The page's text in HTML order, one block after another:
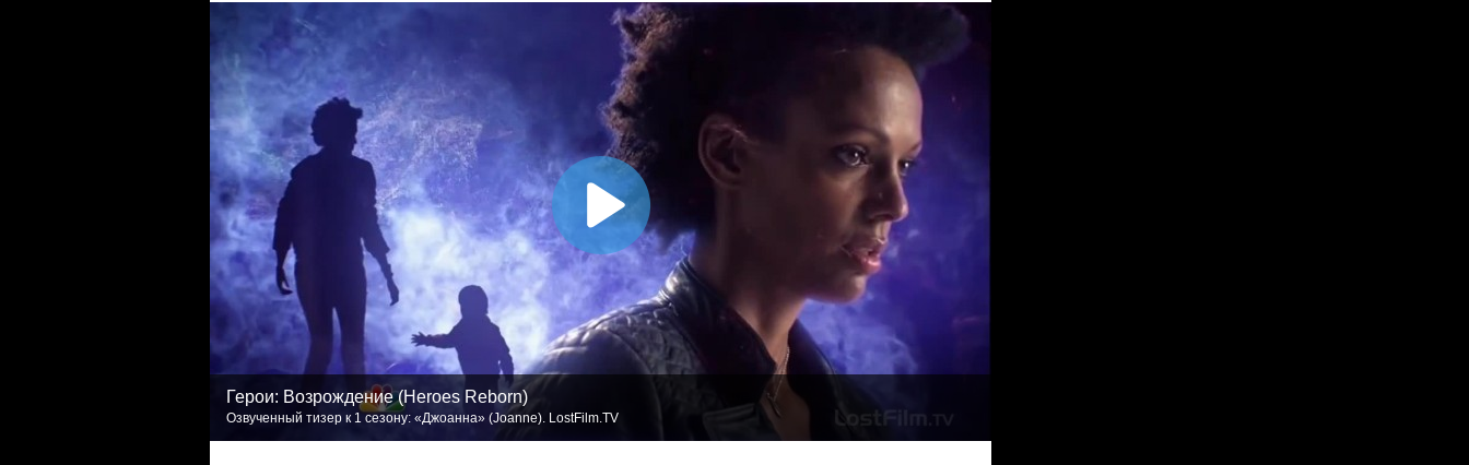
Герои: Возрождение (Heroes Reborn)
Озвученный тизер к 1 сезону: «Джоанна» (Joanne). LostFilm.TV